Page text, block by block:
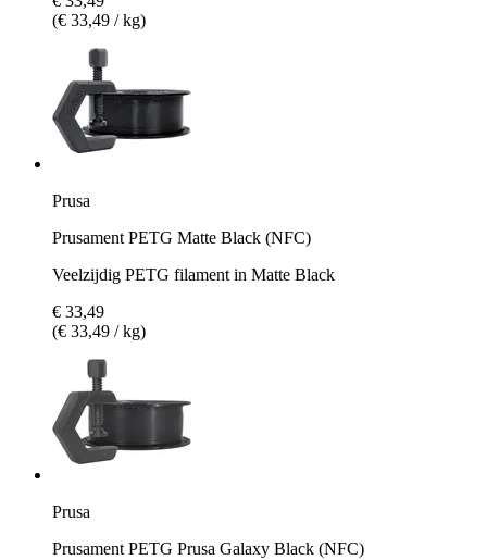
(€ 33,49 / kg)
Prusa
Prusament PETG Matte Black (NFC)
Veelzijdig PETG filament in Matte Black
€ 33,49
(€ 33,49 / kg)
Prusa
Prusament PETG Prusa Galaxy Black (NFC)